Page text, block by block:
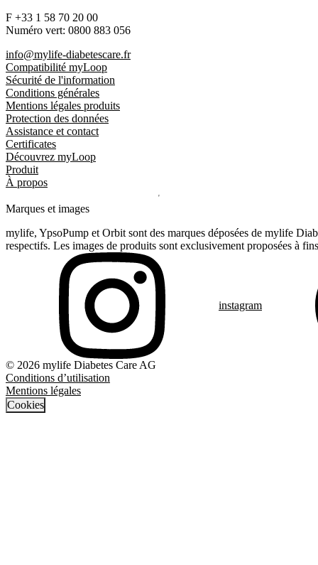
F +33 1 58 70 20 00
Numéro vert: 0800 883 056
info@mylife-diabetescare.fr
Compatibilité myLoop
Sécurité de l'information
Conditions générales
Mentions légales produits
Protection des données
Assistance et contact
Certificates
Découvrez myLoop
Produit
À propos
Marques et images
mylife, YpsoPump et Orbit sont des marques déposées de mylife
respectifs. Les images de produits sont exclusivement proposées à
instagram
© 2026 mylife Diabetes Care AG
Conditions d’utilisation
Mentions légales
Cookies